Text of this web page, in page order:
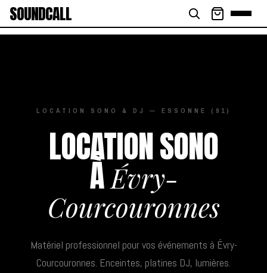
SOUNDCALL
LOCATION SONO & DJ — ESSONNE (91)
LOCATION SONO
ÀÉvry-
Courcouronnes
Matériel professionnel pour vos événements à Évry-
Courcouronnes. Enceintes, platines DJ, lumières.